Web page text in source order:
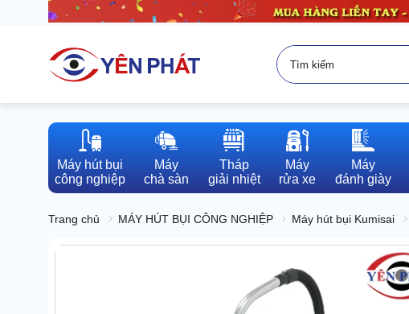
Máy hút bụi
công nghiệp
Máy
chà sàn
Tháp
giải nhiệt
Máy
rửa xe
Máy
đánh giày
Trang chủ MÁY HÚT BỤI CÔNG NGHIỆP Máy hút bụi Kumisai